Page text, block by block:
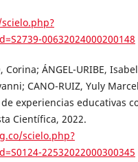
00632024000200148
Corina; ÁNGEL-URIBE,
CANO-RUIZ, Yuly
experiencias educativas
Científica, 2022.
scielo.php?
22532022000300345